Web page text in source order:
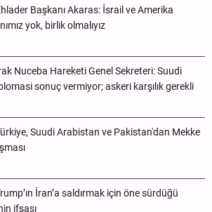
Başkanı Akaras: İsrail ve Amerika
yok, birlik olmalıyız
Nuceba Hareketi Genel Sekreteri: Suudi
sonuç vermiyor; askeri karşılık gerekli
Suudi Arabistan ve Pakistan'dan Mekke
İran’a saldırmak için öne sürdüğü
ifşası